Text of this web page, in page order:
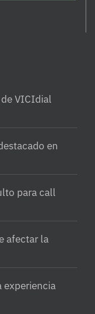
VICIdial
en
para call
afectar la
experiencia